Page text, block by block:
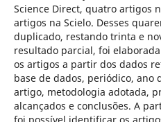
Science Direct, quatro artigos
artigos na Scielo. Desses
duplicado, restando trinta e
resultado parcial, foi
os artigos a partir dos dados
base de dados, periódico, ano
artigo, metodologia adotada,
alcançados e conclusões. A